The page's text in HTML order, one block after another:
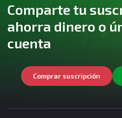
Comparte tu
ahorra dinero o
cuenta
Comprar suscripción